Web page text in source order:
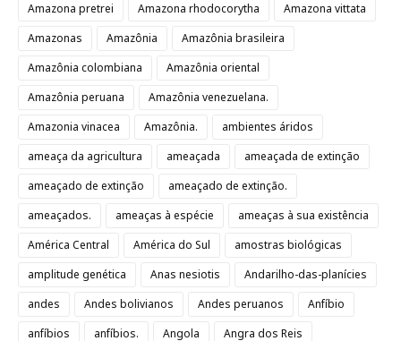
Amazona pretrei
Amazona rhodocorytha
Amazona vittata
Amazonas
Amazônia
Amazônia brasileira
Amazônia colombiana
Amazônia oriental
Amazônia peruana
Amazônia venezuelana.
Amazonia vinacea
Amazônia.
ambientes áridos
ameaça da agricultura
ameaçada
ameaçada de extinção
ameaçado de extinção
ameaçado de extinção.
ameaçados.
ameaças à espécie
ameaças à sua existência
América Central
América do Sul
amostras biológicas
amplitude genética
Anas nesiotis
Andarilho-das-planícies
andes
Andes bolivianos Andes peruanos
Anfíbio
anfíbios
anfíbios. Angola
Angra dos Reis